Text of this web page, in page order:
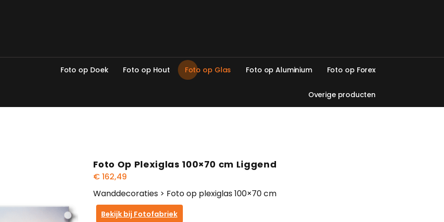
Foto op Doek Foto op Hout Foto op Glas Foto op Aluminium Foto op Forex
Overige producten
Foto Op Plexiglas 100×70 cm Liggend
€ 162,49
Wanddecoraties > Foto op plexiglas 100×70 cm
Bekijk bij Fotofabriek